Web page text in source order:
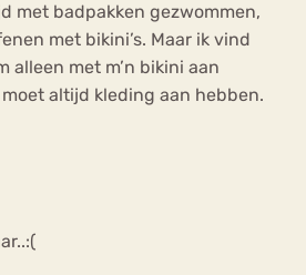
met badpakken gezwommen,
met bikini’s. Maar ik vind
alleen met m’n bikini aan
altijd kleding aan hebben.